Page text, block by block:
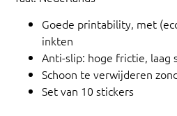
Goede printability, met
inkten
Anti-slip: hoge frictie, laag
Schoon te verwijderen
Set van 10 stickers